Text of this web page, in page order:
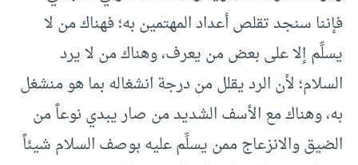
فإننا سنجد تقلص أعداد المهتمين به؛ فهناك من لا
يسلِّم إلا على بعض من يعرف، وهناك من لا يرد
السلام؛ لأن الرد يقلل من درجة انشغاله بما هو منشغل
به، وهناك مع الأسف الشديد من صار يبدي نوعاً من
الضيق والانزعاج ممن يسلِّم عليه بوصف السلام شيئاً